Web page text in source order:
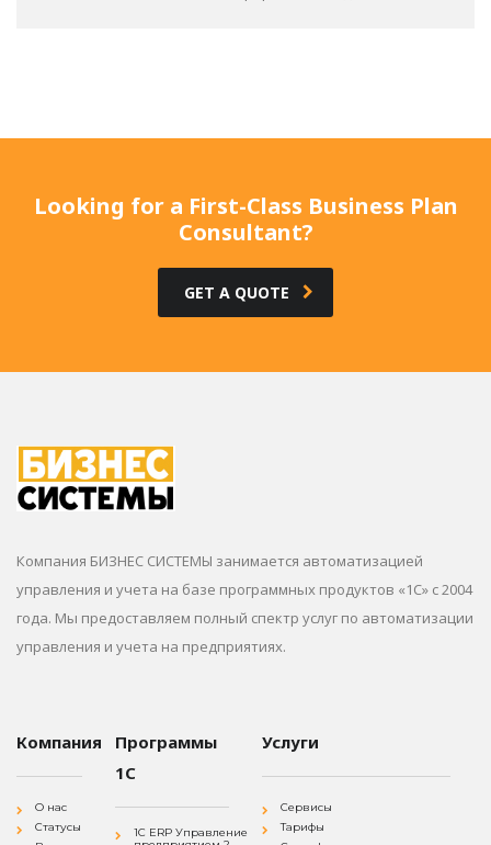
Looking for a First-Class Business Plan
Consultant?
GET A QUOTE
Компания БИЗНЕС СИСТЕМЫ занимается автоматизацией
управления и учета на базе программных продуктов «1С» с 2004
года. Мы предоставляем полный спектр услуг по автоматизации
управления и учета на предприятиях.
Компания
О нас
Статусы
Программы
1С
1С ERP Управление
Услуги
Сервисы
Тарифы